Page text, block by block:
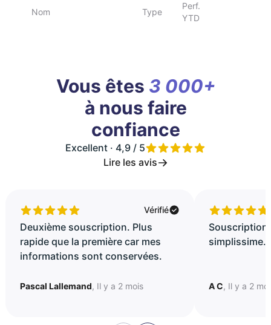
Nom Type
Perf.
YTD
Vous êtes 3 000+
à nous faire
confiance
Excellent · 4,9 / 5
Lire les avis
Vérifié
Deuxième souscription. Plus
rapide que la première car mes
informations sont conservées.
Pascal Lallemand, Il y a 2 mois
Souscription
A C, Il y a 2